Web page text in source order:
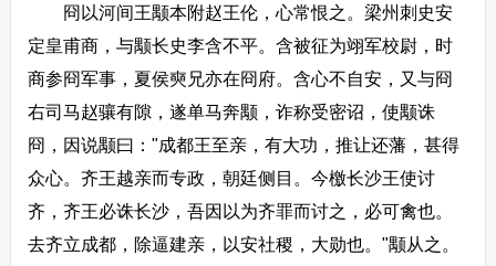
冏以河间王颙本附赵王伦，心常恨之。梁州刺史安
定皇甫商，与颙长史李含不平。含被征为翊军校尉，时
商参冏军事，夏侯奭兄亦在冏府。含心不自安，又与冏
右司马赵骧有隙，遂单马奔颙，诈称受密诏，使颙诛
冏，因说颙曰："成都王至亲，有大功，推让还藩，甚得
众心。齐王越亲而专政，朝廷侧目。今檄长沙王使讨
齐，齐王必诛长沙，吾因以为齐罪而讨之，必可禽也。
去齐立成都，除逼建亲，以安社稷，大勋也。"颙从之。